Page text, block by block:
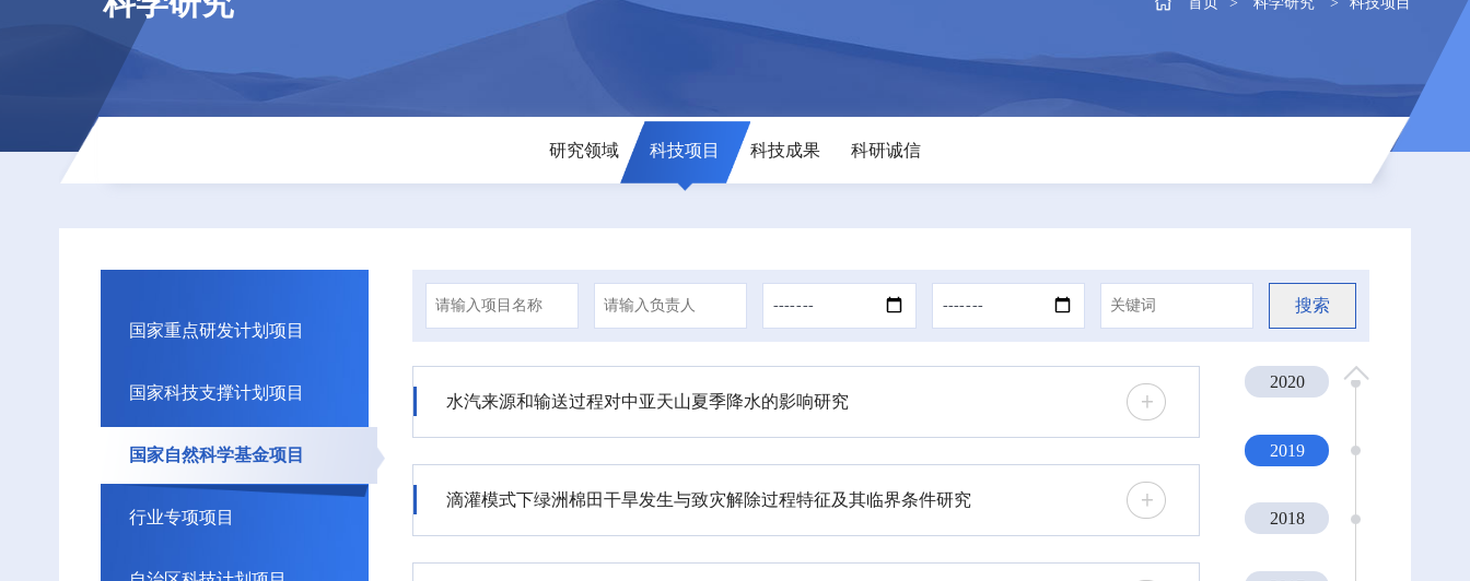
研究领域 科技项目 科技成果 科研诚信
国家重点研发计划项目
国家科技支撑计划项目
国家自然科学基金项目
行业专项项目
2021
2020
2019
2018
水汽来源和输送过程对中亚天山夏季降水的影响研究
滴灌模式下绿洲棉田干旱发生与致灾解除过程特征及其临界条件研究